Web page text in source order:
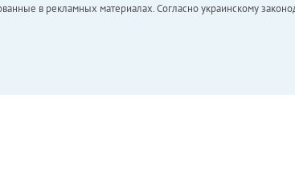
в рекламных материалах. Согласно украинскому